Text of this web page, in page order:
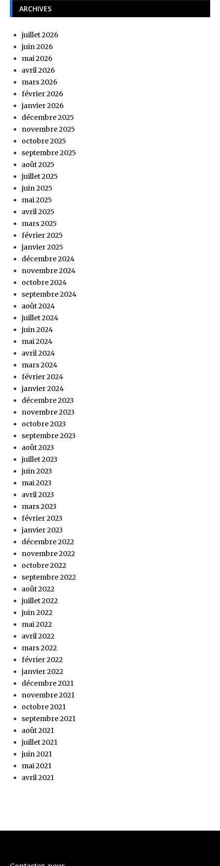
ARCHIVES
juillet 2026
juin 2026
mai 2026
avril 2026
mars 2026
février 2026
janvier 2026
décembre 2025
novembre 2025
octobre 2025
septembre 2025
août 2025
juillet 2025
juin 2025
mai 2025
avril 2025
mars 2025
février 2025
janvier 2025
décembre 2024
novembre 2024
octobre 2024
septembre 2024
août 2024
juillet 2024
juin 2024
mai 2024
avril 2024
mars 2024
février 2024
janvier 2024
décembre 2023
novembre 2023
octobre 2023
septembre 2023
août 2023
juillet 2023
juin 2023
mai 2023
avril 2023
mars 2023
février 2023
janvier 2023
décembre 2022
novembre 2022
octobre 2022
septembre 2022
août 2022
juillet 2022
juin 2022
mai 2022
avril 2022
mars 2022
février 2022
janvier 2022
décembre 2021
novembre 2021
octobre 2021
septembre 2021
août 2021
juillet 2021
juin 2021
mai 2021
avril 2021